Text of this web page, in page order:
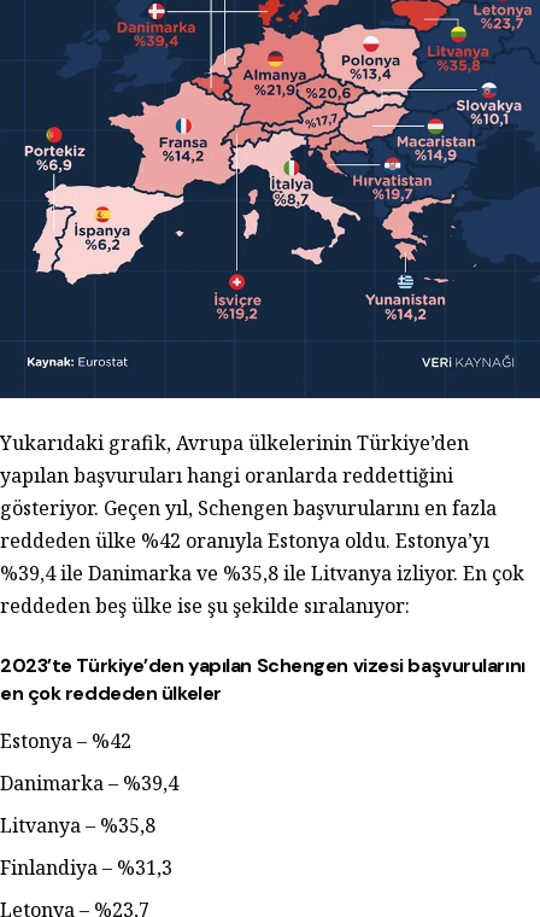
Yukarıdaki grafik, Avrupa ülkelerinin Türkiye’den
yapılan başvuruları hangi oranlarda reddettiğini
gösteriyor. Geçen yıl, Schengen başvurularını en fazla
reddeden ülke %42 oranıyla Estonya oldu. Estonya’yı
%39,4 ile Danimarka ve %35,8 ile Litvanya izliyor. En çok
reddeden beş ülke ise şu şekilde sıralanıyor:
2023’te Türkiye’den yapılan Schengen vizesi başvurularını
en çok reddeden ülkeler
Estonya – %42
Danimarka – %39,4
Litvanya – %35,8
Finlandiya – %31,3
Letonya – %23,7